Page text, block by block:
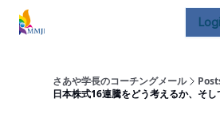
さあや学長のコーチングメール
日本株式16連騰をどう考えるか、そ